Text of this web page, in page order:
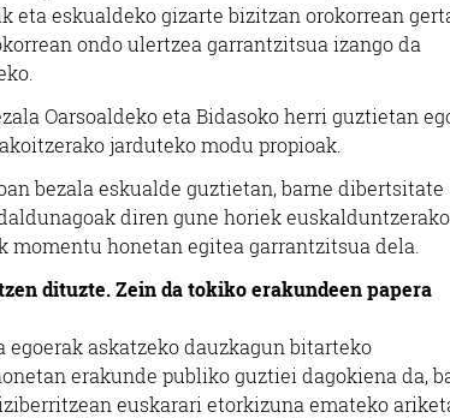
eskualdeko gizarte bizitzan orokorrean
ondo ulertzea garrantzitsua izango da
Oarsoaldeko eta Bidasoko herri guztietan
jarduteko modu propioak.
bezala eskualde guztietan, barne dibertsitate
diren gune horiek euskalduntzerako
honetan egitea garrantzitsua dela.
dituzte. Zein da tokiko erakundeen papera
askatzeko dauzkagun bitarteko
erakunde publiko guztiei dagokiena da,
euskarari etorkizuna emateko